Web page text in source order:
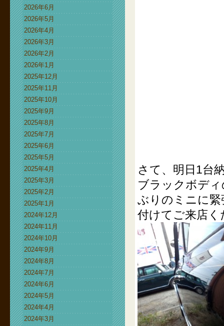
2026年6月
2026年5月
2026年4月
2026年3月
2026年2月
2026年1月
2025年12月
2025年11月
2025年10月
2025年9月
2025年8月
2025年7月
2025年6月
2025年5月
2025年4月
2025年3月
2025年2月
2025年1月
2024年12月
2024年11月
2024年10月
2024年9月
2024年8月
2024年7月
2024年6月
2024年5月
2024年4月
2024年3月
さて、明日1台
ブラックボデ
ぶりのミニに
付けてご来店